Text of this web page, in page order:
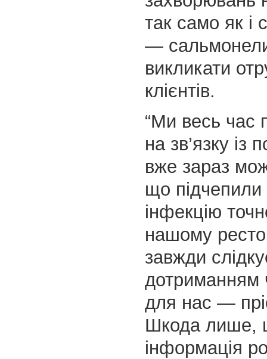
так само як і
—
викликати
клієнтів.
“Ми весь час
на зв’язку із
вже зараз
що
інфекцію
нашому
завжди
дотриманням
для нас —
Шкода лише,
інформація